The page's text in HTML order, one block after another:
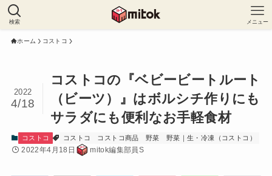
検索 メニュー
ホーム コストコ
コストコの『ベビービートルート
（ビーツ）』はボルシチ作りにも
サラダにも便利なお手軽食材
2022
4/18
コストコ コストコ コストコ商品 野菜 野菜｜生・冷凍（コストコ）
2022年4月18日 mitok編集部員S